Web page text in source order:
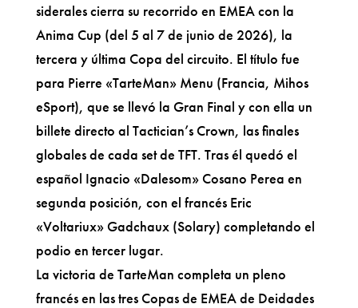
siderales cierra su recorrido en EMEA con la
Anima Cup (del 5 al 7 de junio de 2026), la
tercera y última Copa del circuito. El título fue
para Pierre «TarteMan» Menu (Francia, Mihos
eSport), que se llevó la Gran Final y con ella un
billete directo al Tactician’s Crown, las finales
globales de cada set de TFT. Tras él quedó el
español Ignacio «Dalesom» Cosano Perea en
segunda posición, con el francés Eric
«Voltariux» Gadchaux (Solary) completando el
podio en tercer lugar.
La victoria de TarteMan completa un pleno
francés en las tres Copas de EMEA de Deidades